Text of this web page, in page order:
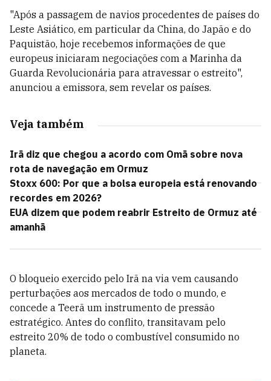
"Após a passagem de navios procedentes de países do
Leste Asiático, em particular da China, do Japão e do
Paquistão, hoje recebemos informações de que
europeus iniciaram negociações com a Marinha da
Guarda Revolucionária para atravessar o estreito",
anunciou a emissora, sem revelar os países.
Veja também
Irã diz que chegou a acordo com Omã sobre nova
rota de navegação em Ormuz
Stoxx 600: Por que a bolsa europeia está renovando
recordes em 2026?
EUA dizem que podem reabrir Estreito de Ormuz até
amanhã
O bloqueio exercido pelo Irã na via vem causando
perturbações aos mercados de todo o mundo, e
concede a Teerã um instrumento de pressão
estratégico. Antes do conflito, transitavam pelo
estreito 20% de todo o combustível consumido no
planeta.